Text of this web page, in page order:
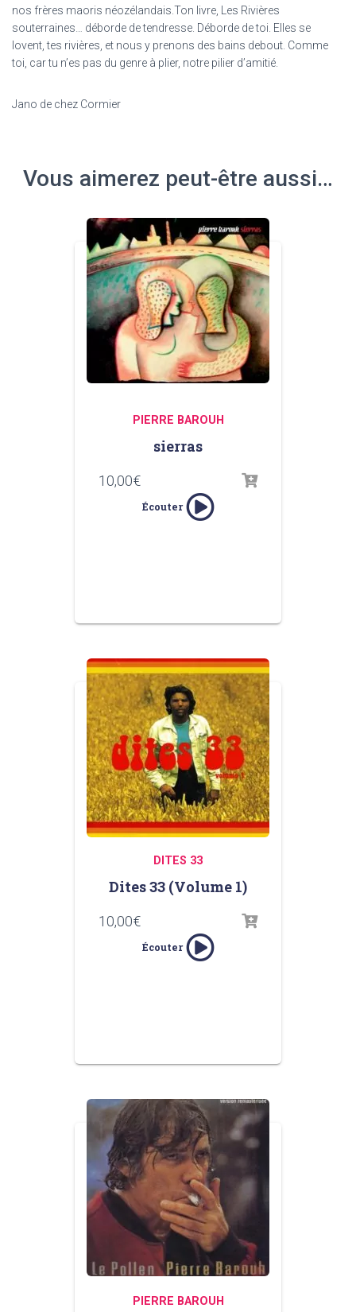
nos frères maoris néozélandais.Ton livre, Les Rivières
souterraines… déborde de tendresse. Déborde de toi. Elles se
lovent, tes rivières, et nous y prenons des bains debout. Comme
toi, car tu n’es pas du genre à plier, notre pilier d’amitié.
Jano de chez Cormier
Vous aimerez peut-être aussi…
PIERRE BAROUH
sierras
10,00€
Écouter
DITES 33
Dites 33 (Volume 1)
10,00€
Écouter
PIERRE BAROUH